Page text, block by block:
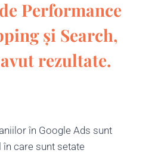
Performance
și Search,
rezultate.
în Google Ads sunt
care sunt setate